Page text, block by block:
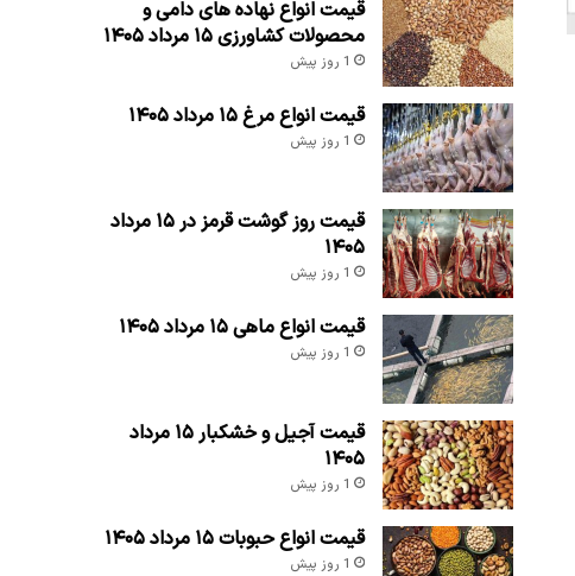
قیمت انواع نهاده های دامی و
محصولات کشاورزی ۱۵ مرداد ۱۴۰۵
1 روز پیش
قیمت انواع مرغ ۱۵ مرداد ۱۴۰۵
1 روز پیش
قیمت روز گوشت قرمز در ۱۵ مرداد
۱۴۰۵
1 روز پیش
قیمت انواع ماهی ۱۵ مرداد ۱۴۰۵
1 روز پیش
قیمت آجیل و خشکبار ۱۵ مرداد
۱۴۰۵
1 روز پیش
قیمت انواع حبوبات ۱۵ مرداد ۱۴۰۵
1 روز پیش